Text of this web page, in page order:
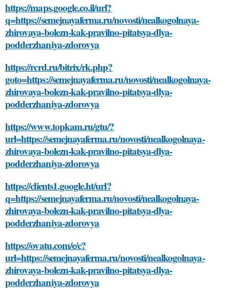
https://maps.google.co.il/url?
q=https://semejnayaferma.ru/novosti/nealkogolnaya-
zhirovaya-bolezn-kak-pravilno-pitatsya-dlya-
podderzhaniya-zdorovya
https://rcrd.ru/bitrix/rk.php?
goto=https://semejnayaferma.ru/novosti/nealkogolnaya-
zhirovaya-bolezn-kak-pravilno-pitatsya-dlya-
podderzhaniya-zdorovya
https://www.topkam.ru/gtu/?
url=https://semejnayaferma.ru/novosti/nealkogolnaya-
zhirovaya-bolezn-kak-pravilno-pitatsya-dlya-
podderzhaniya-zdorovya
https://clients1.google.ht/url?
q=https://semejnayaferma.ru/novosti/nealkogolnaya-
zhirovaya-bolezn-kak-pravilno-pitatsya-dlya-
podderzhaniya-zdorovya
https://ovatu.com/e/c?
url=https://semejnayaferma.ru/novosti/nealkogolnaya-
zhirovaya-bolezn-kak-pravilno-pitatsya-dlya-
podderzhaniya-zdorovya